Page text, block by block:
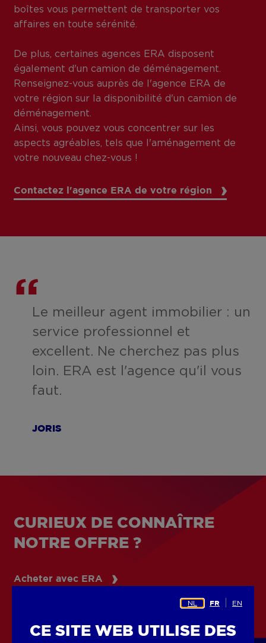
boîtes vous permettent de transporter vos
affaires en toute sérénité.
De plus, certaines agences ERA disposent
également d'un camion de déménagement.
Renseignez-vous auprès de l'agence ERA de
votre région sur la disponibilité d'un camion de
déménagement.
Ainsi, vous pouvez vous concentrer sur les
aspects agréables, tels que l'aménagement de
votre nouveau chez-vous !
Contactez l'agence ERA de votre région
Le meilleur agent immobilier : un
service professionnel et
excellent. Ne cherchez pas plus
loin. ERA est l'agence qu'il vous
faut.
JORIS
CURIEUX DE CONNAÎTRE
NOTRE OFFRE ?
Acheter avec ERA
NL FR EN
CE SITE WEB UTILISE DES